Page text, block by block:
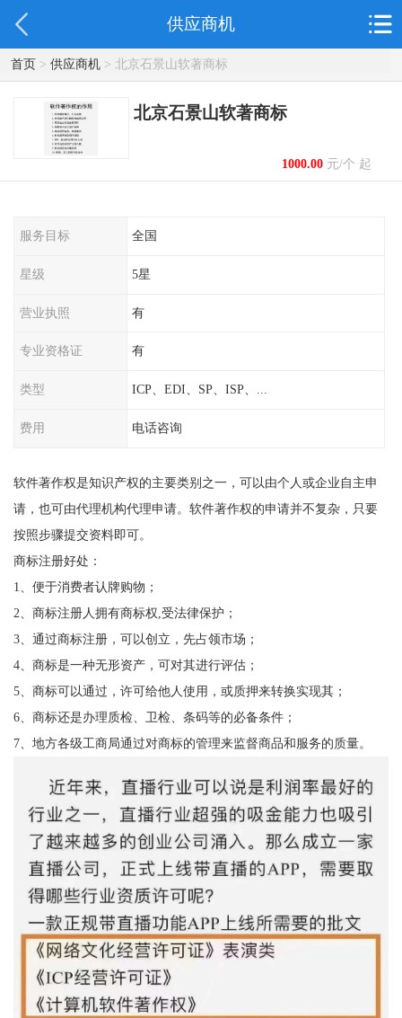
供应商机
首页> 供应商机> 北京石景山软著商标
北京石景山软著商标
1000.00元/个 起
服务目标 全国
星级 5星
营业执照 有
专业资格证 有
类型 ICP、EDI、SP、ISP、...
费用 电话咨询
软件著作权是知识产权的主要类别之一，可以由个人或企业自主申
请，也可由代理机构代理申请。软件著作权的申请并不复杂，只要
按照步骤提交资料即可。
商标注册好处：
1、便于消费者认牌购物；
2、商标注册人拥有商标权,受法律保护；
3、通过商标注册，可以创立，先占领市场；
4、商标是一种无形资产，可对其进行评估；
5、商标可以通过，许可给他人使用，或质押来转换实现其；
6、商标还是办理质检、卫检、条码等的必备条件；
7、地方各级工商局通过对商标的管理来监督商品和服务的质量。